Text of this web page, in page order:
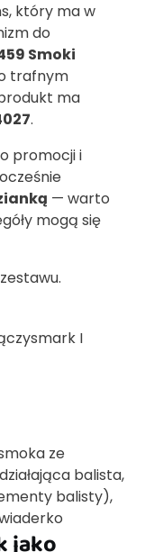
który ma w
do
Smoki
trafnym
ma
.
promocji i
— warto
mogą się
I
ze
balista,
balisty),
jako